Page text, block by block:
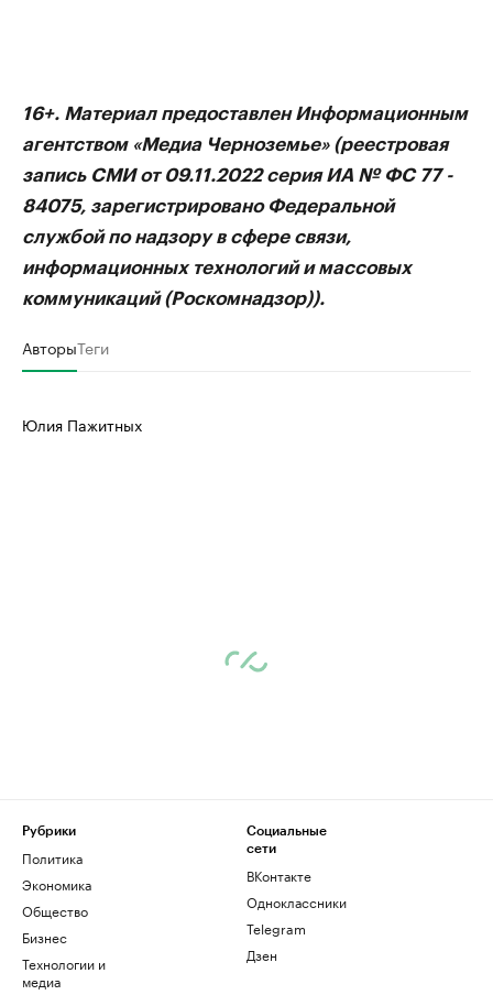
16+. Материал предоставлен Информационным
агентством «Медиа Черноземье» (реестровая
запись СМИ от 09.11.2022 серия ИА № ФС 77 -
84075, зарегистрировано Федеральной
службой по надзору в сфере связи,
информационных технологий и массовых
коммуникаций (Роскомнадзор)).
АвторыТеги
Юлия Пажитных
Рубрики
Политика
Экономика
Общество
Бизнес
Технологии и
медиа
Социальные
сети
ВКонтакте
Одноклассники
Telegram
Дзен